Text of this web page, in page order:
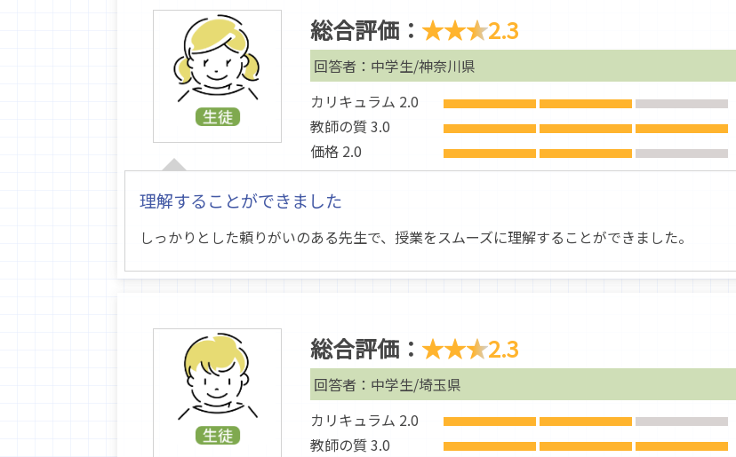
総合評価： ★★★2.3
回答者：中学生/神奈川県
カリキュラム 2.0
教師の質 3.0
価格 2.0
理解することができました
しっかりとした頼りがいのある先生で、授業をスムーズに理解することができました。
総合評価： ★★★2.3
回答者：中学生/埼玉県
カリキュラム 2.0
教師の質 3.0